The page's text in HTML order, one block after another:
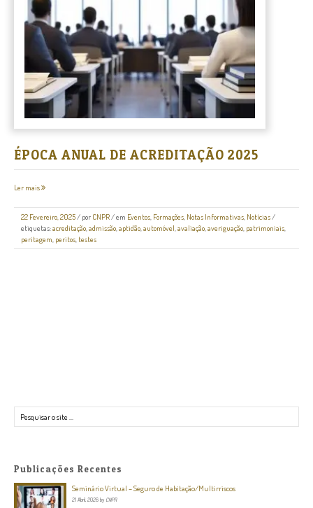
ÉPOCA ANUAL DE ACREDITAÇÃO 2025
Ler mais
22 Fevereiro, 2025/ por CNPR/ em Eventos, Formações, Notas Informativas, Notícias/
etiquetas:acreditação,admissão,aptidão,automóvel,avaliação,averiguação, patrimoniais,
peritagem, peritos, testes
Publicações Recentes
Seminário Virtual – Seguro de Habitação/Multirriscos
21 Abril, 2026 by CNPR